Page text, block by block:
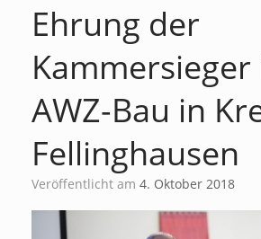
Ehrung der
Kammersieger
AWZ-Bau in
Fellinghausen
Veröffentlicht am 4. Oktober 2018